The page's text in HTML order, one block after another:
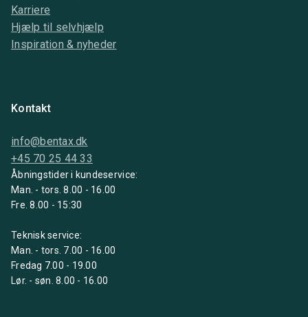
Karriere
Hjælp til selvhjælp
Inspiration & nyheder
Kontakt
info@bentax.dk
+45 70 25 44 33
Åbningstider i kundeservice:
Man. - tors. 8.00 - 16.00
Fre. 8.00 - 15:30
Teknisk service:
Man. - tors. 7.00 - 16.00
Fredag 7.00 - 19.00
Lør. - søn. 8.00 - 16.00